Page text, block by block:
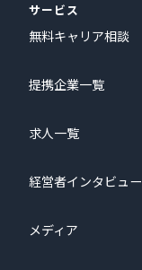
サービス
無料キャリア相談
提携企業一覧
求人一覧
経営者インタビュー
メディア